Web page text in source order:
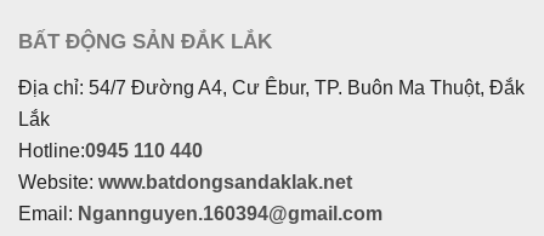
BẤT ĐỘNG SẢN ĐẮK LẮK
Địa chỉ: 54/7 Đường A4, Cư Êbur, TP. Buôn Ma Thuột, Đắk
Lắk
Hotline:0945 110 440
Website: www.batdongsandaklak.net
Email: Ngannguyen.160394@gmail.com